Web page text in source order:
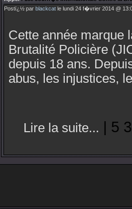
Postï¿½ par blackcat le lundi 24 f�vrier 2014 @
Cette année marque
Brutalité Policière
depuis 18 ans.
abus, les injustices,
Lire la suite... | 5